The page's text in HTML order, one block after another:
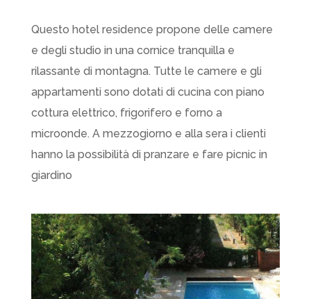
Questo hotel residence propone delle camere
e degli studio in una cornice tranquilla e
rilassante di montagna. Tutte le camere e gli
appartamenti sono dotati di cucina con piano
cottura elettrico, frigorifero e forno a
microonde. A mezzogiorno e alla sera i clienti
hanno la possibilità di pranzare e fare picnic in
giardino